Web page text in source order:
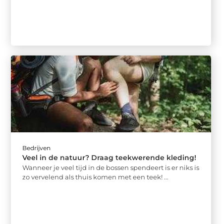
Bedrijven
Veel in de natuur? Draag teekwerende kleding!
Wanneer je veel tijd in de bossen spendeert is er niks is
zo vervelend als thuis komen met een teek! ...